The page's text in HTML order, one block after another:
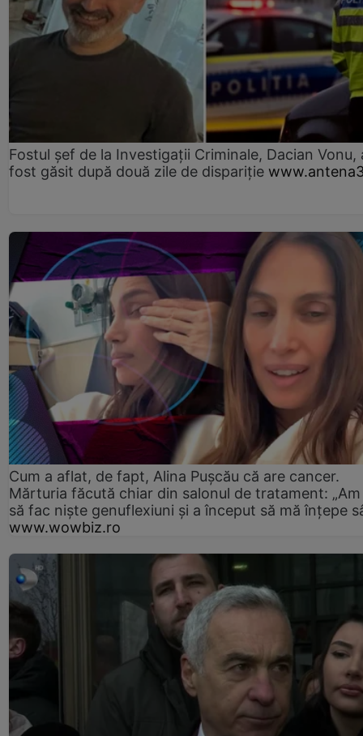
Fostul șef de la Investigații Criminale, Dacian Vonu,
fost găsit după două zile de dispariţie
Cum a aflat, de fapt, Alina Pușcău că are cancer.
Mărturia făcută chiar din salonul de tratament:
să fac niște genuflexiuni și a început să mă înțepe
www.wowbiz.ro